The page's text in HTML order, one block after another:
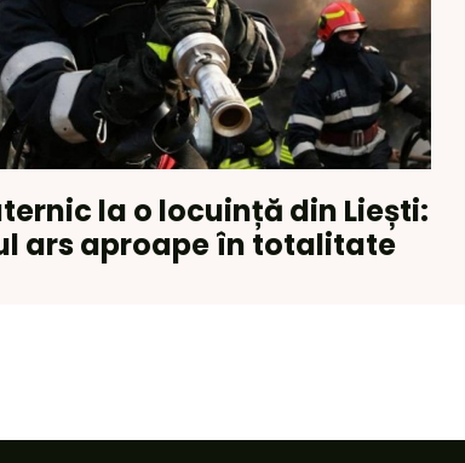
la o locuință din Liești:
ars aproape în totalitate